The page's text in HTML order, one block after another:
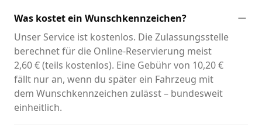
Was kostet ein Wunschkennzeichen?
Unser Service ist kostenlos. Die Zulassungsstelle
berechnet für die Online-Reservierung meist
2,60 € (teils kostenlos). Eine Gebühr von 10,20 €
fällt nur an, wenn du später ein Fahrzeug mit
dem Wunschkennzeichen zulässt – bundesweit
einheitlich.